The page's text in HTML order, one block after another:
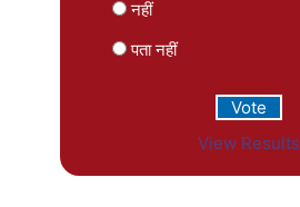
नहीं
पता नहीं
View Results